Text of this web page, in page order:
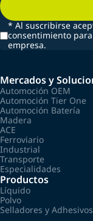
* Al suscribirse
consentimiento
empresa.
Mercados y
Automoción OEM
Automoción Tier One
Automoción Batería
Madera
ACE
Ferroviario
Industrial
Transporte
Especialidades
Productos
Líquido
Polvo
Selladores y Adhesivos